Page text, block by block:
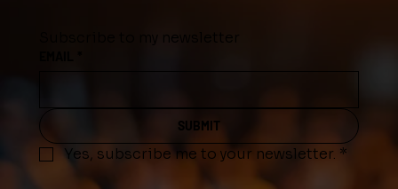
Subscribe to my newsletter
SUBMIT
Yes, subscribe me to your newsletter. *